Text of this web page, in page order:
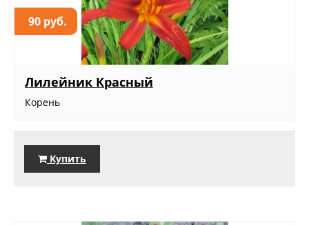
90 руб.
Лилейник Красный
Корень
Купить